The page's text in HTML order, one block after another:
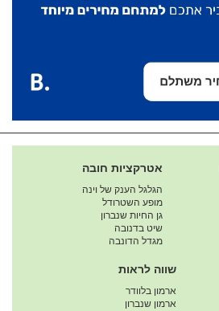
אטרקציות חובה
הגלגל הענק של וינה
מופע השטרודל
גן החיות שנברון
שיט בדנובה
מגדל הדונבה
שווה לראות
ארמון בלוודר
ארמון שנברון